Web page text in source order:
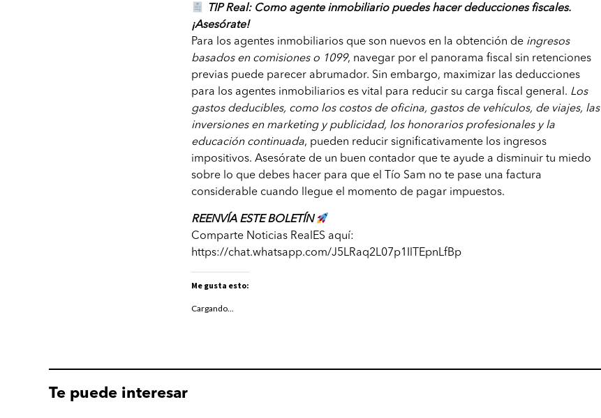
TIP Real: Como agente inmobiliario puedes hacer deducciones fiscales.
¡Asesórate!
Para los agentes inmobiliarios que son nuevos en la obtención de ingresos
basados en comisiones o 1099, navegar por el panorama fiscal sin retenciones
previas puede parecer abrumador. Sin embargo, maximizar las deducciones
para los agentes inmobiliarios es vital para reducir su carga fiscal general. Los
gastos deducibles, como los costos de oficina, gastos de vehículos, de viajes, las
inversiones en marketing y publicidad, los honorarios profesionales y la
educación continuada, pueden reducir significativamente los ingresos
impositivos. Asesórate de un buen contador que te ayude a disminuir tu miedo
sobre lo que debes hacer para que el Tío Sam no te pase una factura
considerable cuando llegue el momento de pagar impuestos.
REENVÍA ESTE BOLETÍN
Comparte Noticias RealES aquí:
https://chat.whatsapp.com/J5LRaq2L07p1IlTEpnLfBp
Me gusta esto:
Cargando...
Te puede interesar